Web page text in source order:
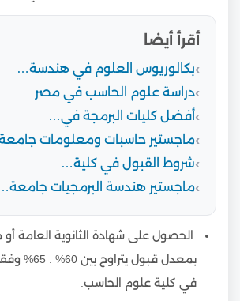
أقرأ أيضا
بكالوريوس العلوم في هندسة…
دراسة علوم الحاسب في مصر
أفضل كليات البرمجة في…
ماجستير حاسبات ومعلومات
شروط القبول في كلية…
ماجستير هندسة البرمجيات
الحصول على شهادة الثانوية العامة أو
بمعدل قبول
في كلية علوم الحاسب.